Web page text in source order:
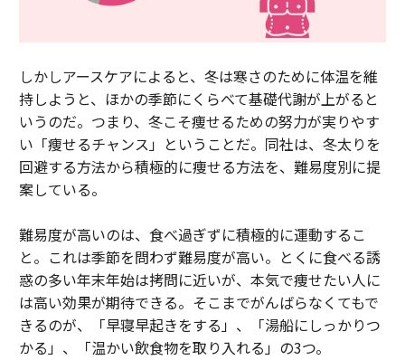
しかしアースケアによると、冬は寒さのために体温を維
持しようと、ほかの季節にくらべて基礎代謝が上がると
いうのだ。つまり、冬こそ痩せるための努力が実りやす
い「痩せるチャンス」ということだ。同社は、冬太りを
回避する方法から積極的に痩せる方法を、難易度別に提
案している。
難易度が高いのは、食べ過ぎずに積極的に運動するこ
と。これは季節を問わず難易度が高い。とくに食べる誘
惑の多い年末年始は拷問に近いが、本気で痩せたい人に
は高い効果が期待できる。そこまでがんばらなくてもで
きるのが、「早寝早起きをする」、「湯船にしっかりつ
かる」、「温かい飲食物を取り入れる」の3つ。